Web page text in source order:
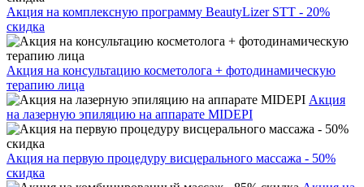
Акция на комплексную программу BeautyLizer STT - 20%
скидка
Акция на консультацию косметолога + фотодинамическую
терапию лица
Акция
на лазерную эпиляцию на аппарате MIDEPI
Акция на первую процедуру висцерального массажа - 50%
скидка